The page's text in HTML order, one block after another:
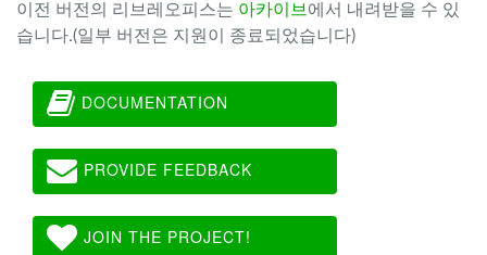
이전 버전의 리브레오피스는 아카이브 에서 내려받을 수 있
습니다.(일부 버전은 지원이 종료되었습니다)
DOCUMENTATION
PROVIDE FEEDBACK
JOIN THE PROJECT!